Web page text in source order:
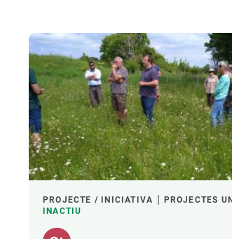
PROJECTE / INICIATIVA
PROJECTES
INACTIU